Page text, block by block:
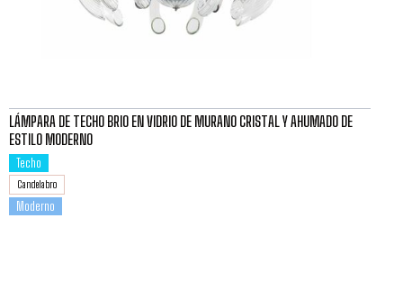
LÁMPARA DE TECHO BRIO EN VIDRIO DE MURANO CRISTAL Y AHUMADO DE
ESTILO MODERNO
Techo
Candelabro
Moderno